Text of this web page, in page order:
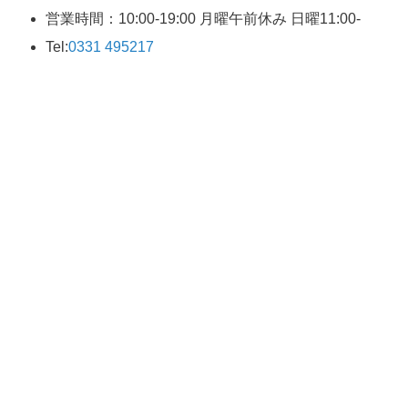
営業時間：10:00-19:00 月曜午前休み 日曜11:00-
Tel:0331 495217